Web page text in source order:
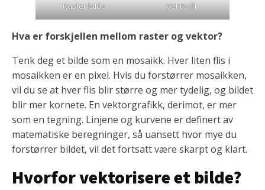
Raster bilde Vektorfil
Hva er forskjellen mellom raster og vektor?
Tenk deg et bilde som en mosaikk. Hver liten flis i
mosaikken er en pixel. Hvis du forstørrer mosaikken,
vil du se at hver flis blir større og mer tydelig, og bildet
blir mer kornete. En vektorgrafikk, derimot, er mer
som en tegning. Linjene og kurvene er definert av
matematiske beregninger, så uansett hvor mye du
forstørrer bildet, vil det fortsatt være skarpt og klart.
Hvorfor vektorisere et bilde?